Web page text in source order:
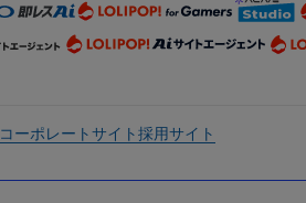
コーポレートサイト採用サイト